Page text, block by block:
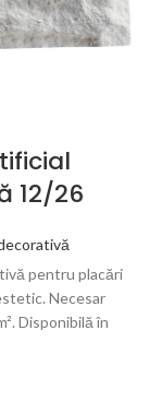
12/26
pentru placări
Necesar
Disponibilă în